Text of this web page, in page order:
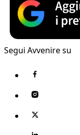
Segui Avvenire su